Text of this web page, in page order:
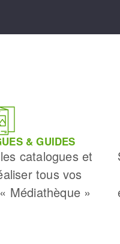
& GUIDES
catalogues et
tous vos
Médiathèque »